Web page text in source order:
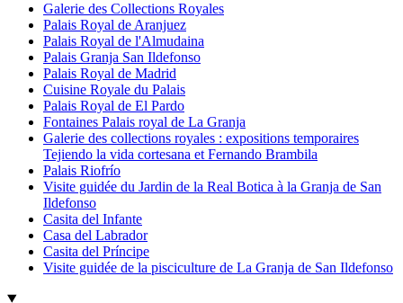
Galerie des Collections Royales
Palais Royal de Aranjuez
Palais Royal de l'Almudaina
Palais Granja San Ildefonso
Palais Royal de Madrid
Cuisine Royale du Palais
Palais Royal de El Pardo
Fontaines Palais royal de La Granja
Galerie des collections royales : expositions temporaires
Tejiendo la vida cortesana et Fernando Brambila
Palais Riofrío
Visite guidée du Jardin de la Real Botica à la Granja de San
Ildefonso
Casita del Infante
Casa del Labrador
Casita del Príncipe
Visite guidée de la pisciculture de La Granja de San Ildefonso